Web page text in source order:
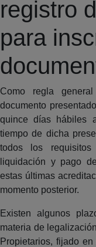
registro
para
Como regla
documento
quince días hábiles
tiempo de dicha
todos los
liquidación y pago
estas últimas
momento posterior.
Existen algunos
materia de
Propietarios, fijado